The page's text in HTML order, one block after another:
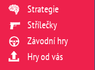
Strategie
Střílečky
Závodní hry
Hry od vás